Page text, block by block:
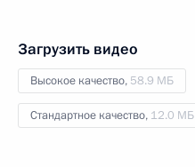
Загрузить видео
Высокое качество, 58.9 МБ
Стандартное качество, 12.0 МБ